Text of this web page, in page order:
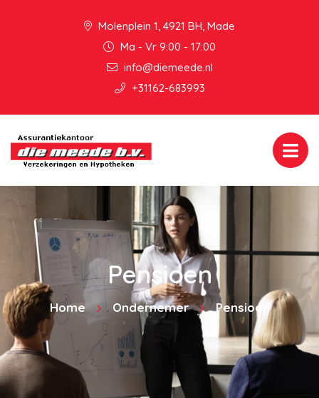
Molenplein 1, 4921 BH, Made
Ma - Vr 9:00 - 17:00
info@diemeede.nl
+31162-683993
Pensioen
Home Ondernemer Pensioen